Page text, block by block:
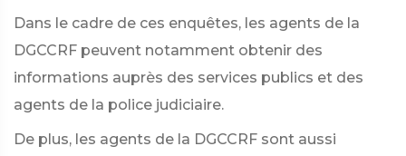
Dans le cadre de ces enquêtes, les agents de la
DGCCRF peuvent notamment obtenir des
informations auprès des services publics et des
agents de la police judiciaire.
De plus, les agents de la DGCCRF sont aussi